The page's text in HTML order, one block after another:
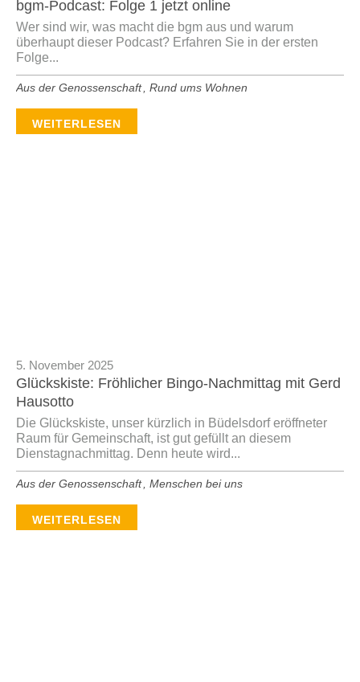
bgm-Podcast: Folge 1 jetzt online
Wer sind wir, was macht die bgm aus und warum
überhaupt dieser Podcast? Erfahren Sie in der ersten
Folge...
Aus der Genossenschaft ,Rund ums Wohnen
WEITERLESEN
5. November 2025
Glückskiste: Fröhlicher Bingo-Nachmittag mit Gerd
Hausotto
Die Glückskiste, unser kürzlich in Büdelsdorf eröffneter
Raum für Gemeinschaft, ist gut gefüllt an diesem
Dienstagnachmittag. Denn heute wird...
Aus der Genossenschaft ,Menschen bei uns
WEITERLESEN